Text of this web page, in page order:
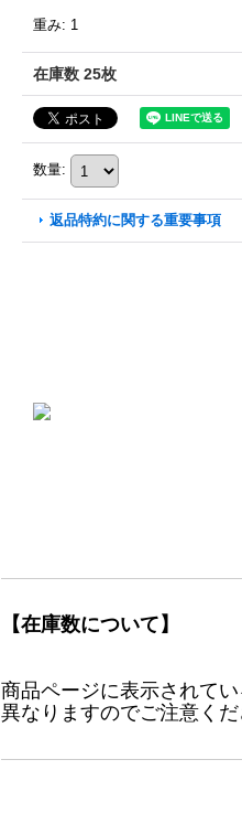
重み: 1
在庫数 25枚
数量:
返品特約に関する重要事項
【在庫数について】
商品ページに表示されて
異なりますのでご注意くだ